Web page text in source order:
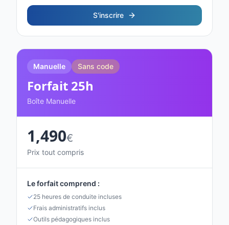
S'inscrire
Manuelle Sans code
Forfait 25h
Boîte Manuelle
1,490€
Prix tout compris
Le forfait comprend :
25 heures de conduite incluses
Frais administratifs inclus
Outils pédagogiques inclus